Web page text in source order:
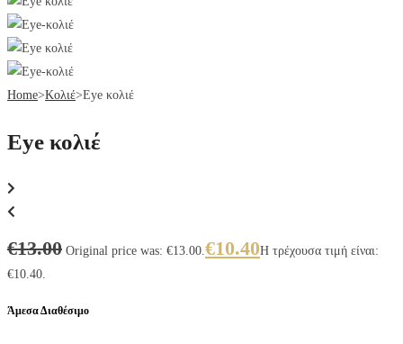
Home>Κολιέ>Eye κολιέ
Eye κολιέ
€13.00 Original price was: €13.00. €10.40Η τρέχουσα τιμή είναι:
€10.40.
Άμεσα Διαθέσιμο